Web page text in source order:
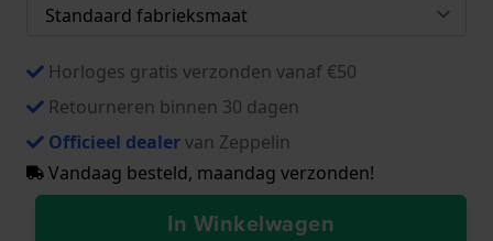
Horloges gratis verzonden vanaf €50
Retourneren binnen 30 dagen
Officieel dealervan Zeppelin
Vandaag besteld, maandag verzonden!
In Winkelwagen